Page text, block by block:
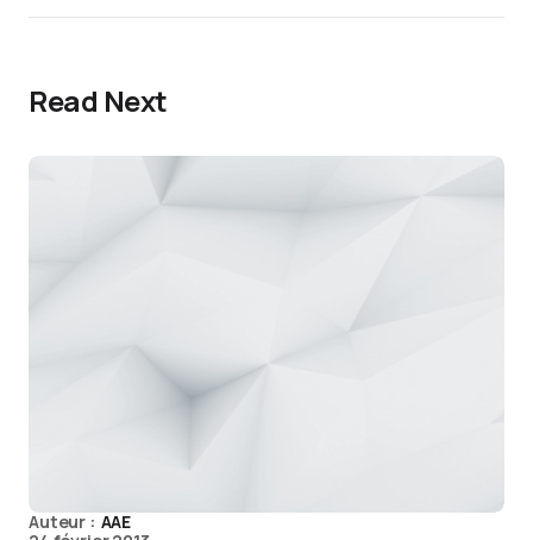
Read Next
Auteur : AAE